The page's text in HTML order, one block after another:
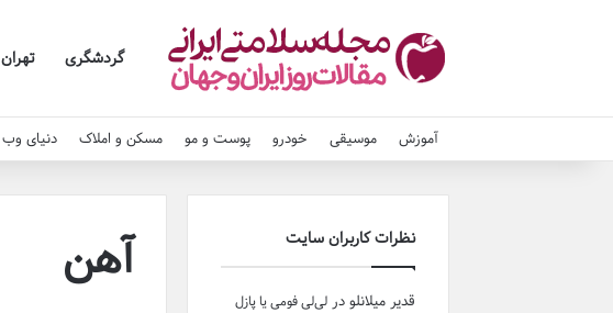
گردشگری تهران
آموزش موسیقی خودرو پوست و مو مسکن و املاک دنیای وب
آهن نظرات کاربران سایت
قدیر میلانلو درلی‌لی فومی یا پازل